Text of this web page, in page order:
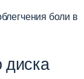
боли в
диска